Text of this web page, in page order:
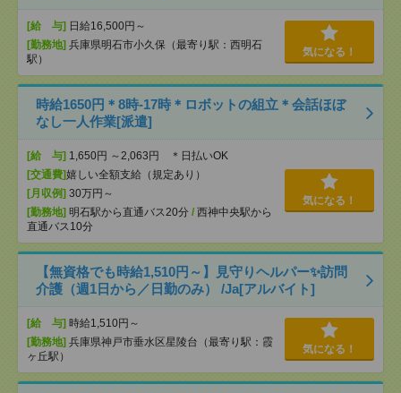
[給 与] 日給16,500円～
[勤務地] 兵庫県明石市小久保（最寄り駅：西明石
駅）
気になる！
時給1650円＊8時-17時＊ロボットの組立＊会話ほぼ
なし一人作業[派遣]
[給 与] 1,650円 ～2,063円 ＊日払いOK
[交通費]嬉しい全額支給（規定あり）
[月収例] 30万円～
[勤務地] 明石駅から直通バス20分 / 西神中央駅から
直通バス10分
気になる！
【無資格でも時給1,510円～】見守りヘルパー✨訪問
介護（週1日から／日勤のみ） /Ja[アルバイト]
[給 与] 時給1,510円～
[勤務地] 兵庫県神戸市垂水区星陵台（最寄り駅：霞
ヶ丘駅）
気になる！